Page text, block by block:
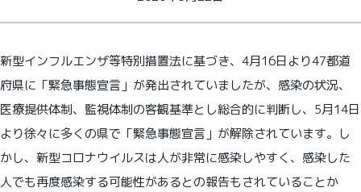
新型インフルエンザ等特別措置法に基づき、4月16日より47都道
府県に「緊急事態宣言」が発出されていましたが、感染の状況、
医療提供体制、監視体制の客観基準とし総合的に判断し、5月14日
より徐々に多くの県で「緊急事態宣言」が解除されています。し
かし、新型コロナウイルスは人が非常に感染しやすく、感染した
人でも再度感染する可能性があるとの報告もされていることか